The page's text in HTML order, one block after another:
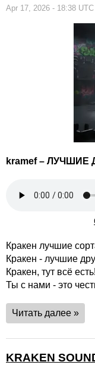
Apr 17, 2026 - 18:38 UTC
kramef – ЛУЧШИЕ
Кракен лучшие
Кракен - лучшие
Кракен, тут всё есть!
Ты с нами - это
Читать далее »
KRAKEN